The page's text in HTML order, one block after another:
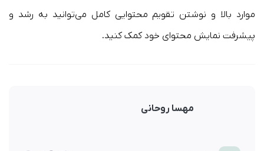
موارد بالا و نوشتن تقویم محتوایی کامل می‌توانید به رشد و
پیشرفت نمایش محتوای خود کمک کنید.
مهسا روحانی